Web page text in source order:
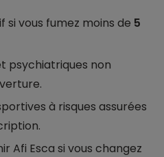
si vous fumez moins de 5
psychiatriques non
à risques assurées
Afi Esca si vous changez